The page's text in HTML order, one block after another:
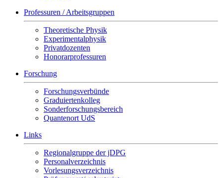
Professuren / Arbeitsgruppen
Theoretische Physik
Experimentalphysik
Privatdozenten
Honorarprofessuren
Forschung
Forschungsverbünde
Graduiertenkolleg
Sonderforschungsbereich
Quantenort UdS
Links
Regionalgruppe der jDPG
Personalverzeichnis
Vorlesungsverzeichnis